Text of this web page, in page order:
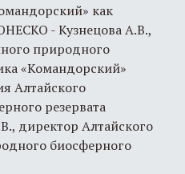
как
- Кузнецова А.В.,
природного
«Командорский»
Алтайского
резервата
директор Алтайского
биосферного